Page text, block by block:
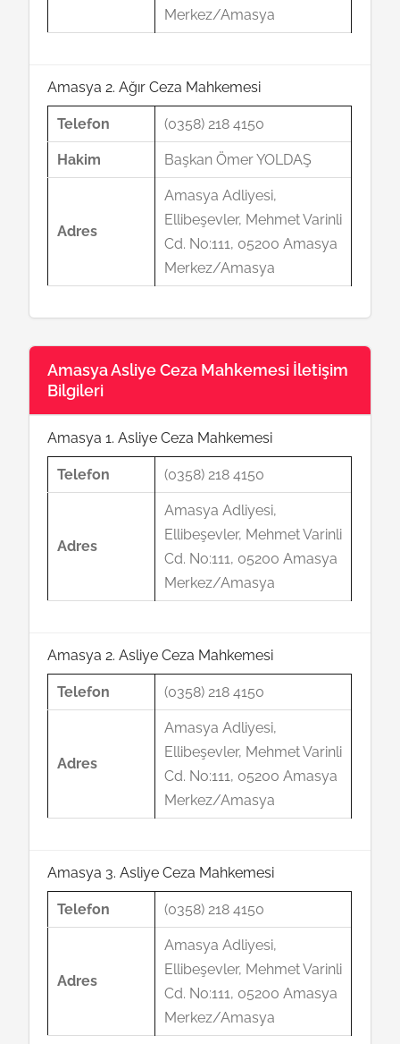
Merkez/Amasya
Amasya 2. Ağır Ceza Mahkemesi
Telefon (0358) 218 4150
Hakim Başkan Ömer YOLDAŞ
Adres
Amasya Adliyesi,
Ellibeşevler, Mehmet Varinli
Cd. No:111, 05200 Amasya
Merkez/Amasya
Amasya Asliye Ceza Mahkemesi İletişim
Bilgileri
Amasya 1. Asliye Ceza Mahkemesi
Telefon (0358) 218 4150
Adres
Amasya Adliyesi,
Ellibeşevler, Mehmet Varinli
Cd. No:111, 05200 Amasya
Merkez/Amasya
Amasya 2. Asliye Ceza Mahkemesi
Telefon (0358) 218 4150
Adres
Amasya Adliyesi,
Ellibeşevler, Mehmet Varinli
Cd. No:111, 05200 Amasya
Merkez/Amasya
Amasya 3. Asliye Ceza Mahkemesi
Telefon (0358) 218 4150
Adres
Amasya Adliyesi,
Ellibeşevler, Mehmet Varinli
Cd. No:111, 05200 Amasya
Merkez/Amasya